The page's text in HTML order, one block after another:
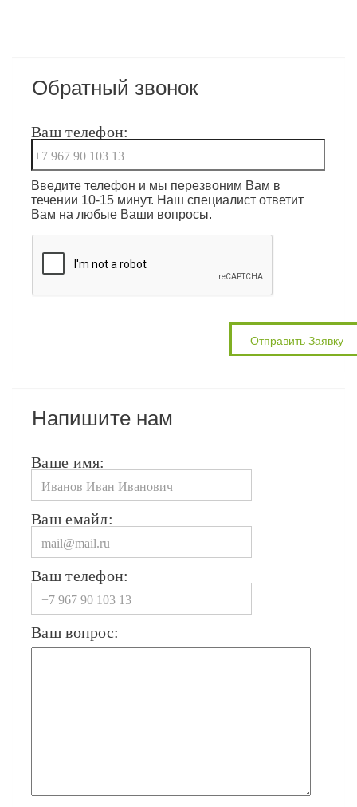
Обратный звонок
Ваш телефон:
Введите телефон и мы перезвоним Вам в
течении 10-15 минут. Наш специалист ответит
Вам на любые Ваши вопросы.
Напишите нам
Ваше имя:
Ваш емайл:
Ваш телефон:
Ваш вопрос: